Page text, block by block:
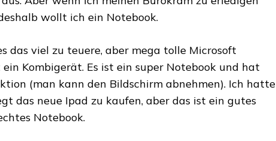
wollt ich ein Notebook.
das viel zu teuere, aber mega tolle Microsoft
ein Kombigerät. Es ist ein super Notebook und hat
(man kann den Bildschirm abnehmen). Ich hatte
das neue Ipad zu kaufen, aber das ist ein gutes
Notebook.